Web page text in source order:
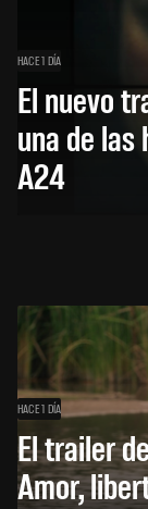
HACE 1 DÍA
El nuevo
una de
A24
HACE 1 DÍA
El trailer
Amor,